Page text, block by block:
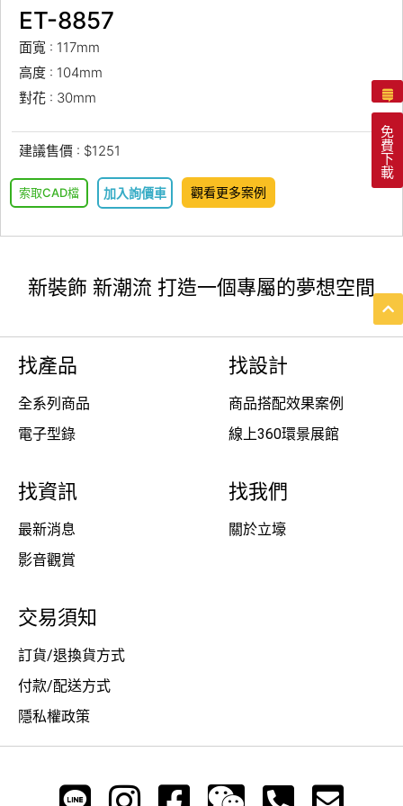
ET-8857
面寬 : 117mm
高度 : 104mm
對花 : 30mm
建議售價 : $1251
索取CAD檔 加入詢價車 觀看更多案例
免
費
下
載
新裝飾 新潮流 打造一個專屬的夢想空間
找產品
全系列商品
電子型錄
找設計
商品搭配效果案例
線上360環景展館
找資訊
最新消息
影音觀賞
找我們
關於立壕
交易須知
訂貨/退換貨方式
付款/配送方式
隱私權政策